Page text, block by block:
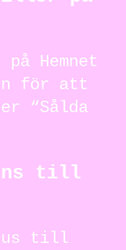
Hemnet
för att
“Sålda
till
till